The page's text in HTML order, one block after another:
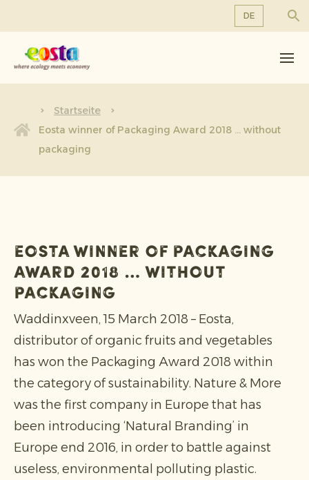
DE
Über uns
Produkte
Nachhaltigkeit
Neuigkeiten & Veröffentlichungen
Arbeiten bei Eosta
Startseite
Eosta winner of Packaging Award 2018 … without
packaging
Eosta winner of Packaging
Award 2018 … without
packaging
Waddinxveen, 15 March 2018 – Eosta,
distributor of organic fruits and vegetables
has won the Packaging Award 2018 within
the category of sustainability. Nature & More
was the first company in Europe that has
been introducing ‘Natural Branding’ in
Europe end 2016, in order to battle against
useless, environmental polluting plastic.